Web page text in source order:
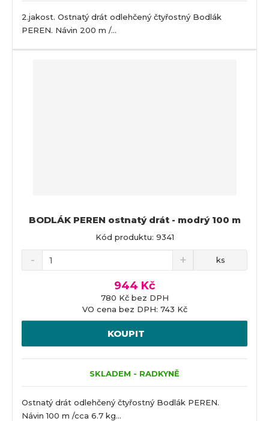
2.jakost. Ostnatý drát odlehčený čtyřostný Bodlák
PEREN. Návin 200 m /...
BODLÁK PEREN ostnatý drát - modrý 100 m
Kód produktu: 9341
944 Kč
780 Kč bez DPH
VO cena bez DPH: 743 Kč
ks
KOUPIT
SKLADEM - RADKYNĚ
Ostnatý drát odlehčený čtyřostný Bodlák PEREN.
Návin 100 m /cca 6.7 kg...